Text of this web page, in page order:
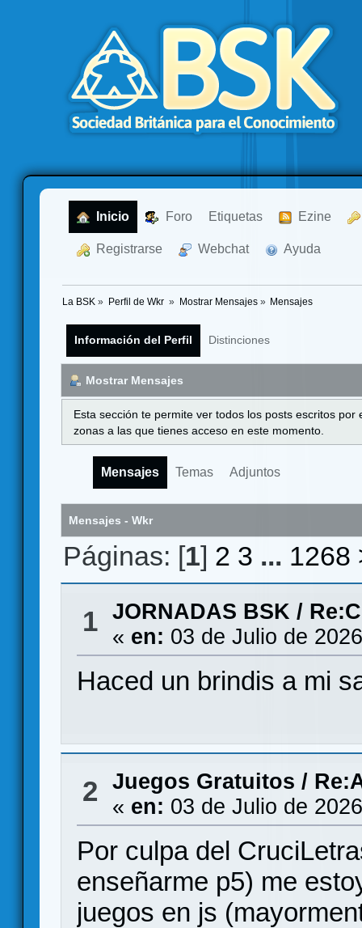
Inicio Foro Etiquetas Ezine
Registrarse Webchat Ayuda
La BSK » Perfil de Wkr » Mostrar Mensajes» Mensajes
Información del Perfil Distinciones
Mostrar Mensajes
Esta sección te permite ver todos los posts escritos
zonas a las que tienes acceso en este momento.
Mensajes Temas Adjuntos
Mensajes - Wkr
Páginas: [1] 2 3 ... 1268
1 JORNADAS BSK /
« en: 03 de Julio de
Haced un brindis a mi
2 Juegos Gratuitos /
« en: 03 de Julio de
Por culpa del
enseñarme p5) me
juegos en js